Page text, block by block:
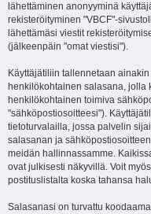
lähettäminen anonyyminä
rekisteröityminen "VBCF"-
lähettämäsi viestit
(jälkeenpäin "omat viestisi").
Käyttäjätiliin tallennetaan
henkilökohtainen salasana,
henkilökohtainen toimiva
"sähköpostiosoitteesi").
tietoturvalailla, jossa palvelin
salasanan ja
meidän hallinnassamme.
ovat julkisesti näkyvillä. Voit
postituslistalta koska tahansa
Salasanasi on turvattu